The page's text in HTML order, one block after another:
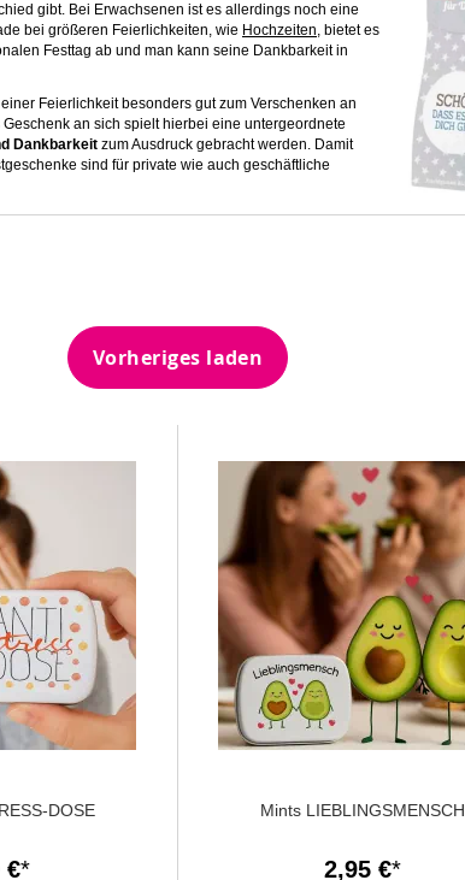
gibt. Bei Erwachsenen ist es allerdings noch eine
bei größeren Feierlichkeiten, wie Hochzeiten, bietet es
Festtag ab und man kann seine Dankbarkeit in
Feierlichkeit besonders gut zum Verschenken an
an sich spielt hierbei eine untergeordnete
Dankbarkeit zum Ausdruck gebracht werden. Damit
sind für private wie auch geschäftliche
Vorheriges laden
DOSE
€
Mints LIEBLINGSMENSCH
2,95 €